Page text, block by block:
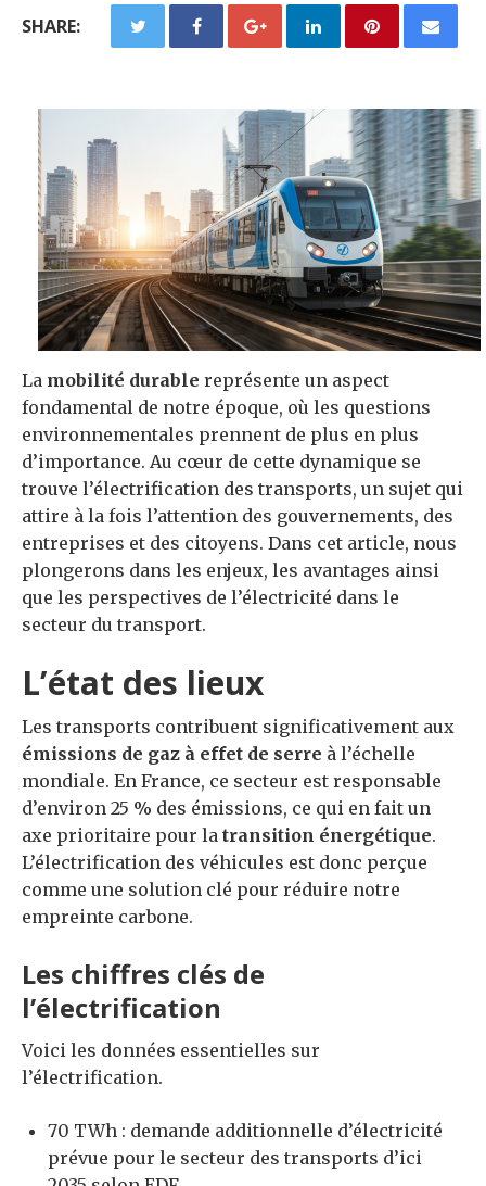
SHARE:
La mobilité durable représente un aspect
fondamental de notre époque, où les questions
environnementales prennent de plus en plus
d’importance. Au cœur de cette dynamique se
trouve l’électrification des transports, un sujet qui
attire à la fois l’attention des gouvernements, des
entreprises et des citoyens. Dans cet article, nous
plongerons dans les enjeux, les avantages ainsi
que les perspectives de l’électricité dans le
secteur du transport.
L’état des lieux
Les transports contribuent significativement aux
émissions de gaz à effet de serre à l’échelle
mondiale. En France, ce secteur est responsable
d’environ 25 % des émissions, ce qui en fait un
axe prioritaire pour la transition énergétique.
L’électrification des véhicules est donc perçue
comme une solution clé pour réduire notre
empreinte carbone.
Les chiffres clés de
l’électrification
Voici les données essentielles sur
l’électrification.
70 TWh : demande additionnelle d’électricité
prévue pour le secteur des transports d’ici